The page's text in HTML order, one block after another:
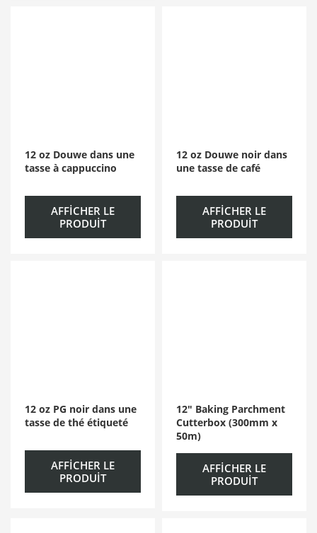
12 oz Douwe dans une
tasse à cappuccino
AFFICHER LE
PRODUIT
12 oz Douwe noir dans
une tasse de café
AFFICHER LE
PRODUIT
12 oz PG noir dans une
tasse de thé étiqueté
AFFICHER LE
PRODUIT
12″ Baking Parchment
Cutterbox (300mm x
50m)
AFFICHER LE
PRODUIT